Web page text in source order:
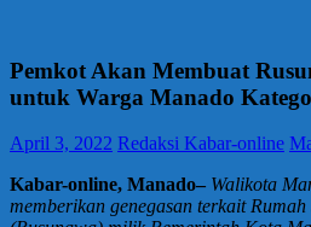
Pemkot Akan Membuat
untuk Warga Manado
April 3, 2022 Redaksi Kabar-online
Kabar-online, Manado– Walikota
memberikan genegasan terkait Rumah